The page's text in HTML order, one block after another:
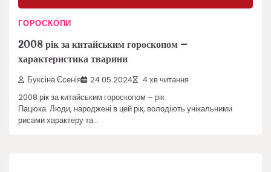
ГОРОСКОПИ
2008 рік за китайським гороскопом –
характеристика тварини
Буксіна Єсенія 24.05.2024 4 хв читання
2008 рік за китайським гороскопом – рік
Пацюка. Люди, народжені в цей рік, володіють унікальними
рисами характеру та…